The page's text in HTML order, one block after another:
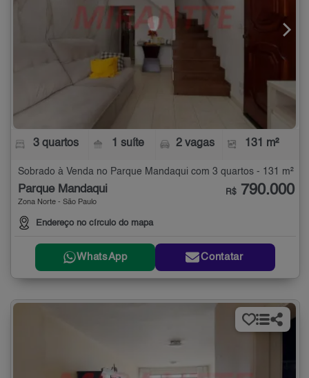
3 quartos 1 suíte 2 vagas 131 m²
Sobrado à Venda no Parque Mandaqui com 3 quartos - 131 m²
Parque Mandaqui
Zona Norte - São Paulo
Endereço no círculo do mapa
R$ 790.000
WhatsApp Contatar